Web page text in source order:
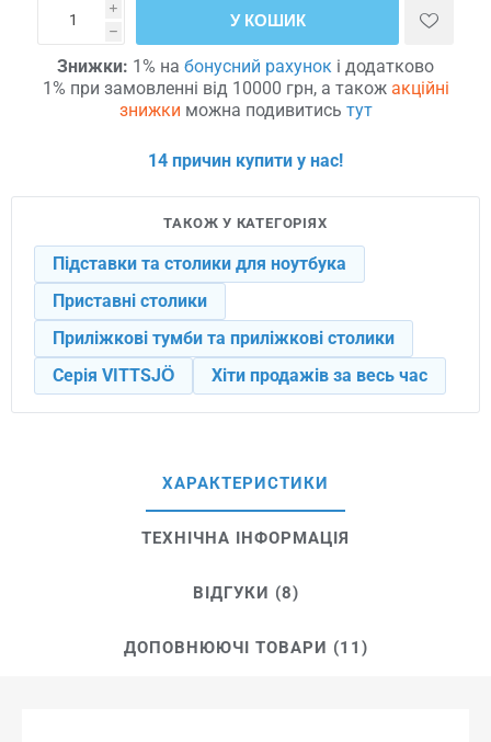
i
h
У КОШИК
Знижки: 1% на бонусний рахунок і додатково
1% при замовленні від 10000 грн, а також акційні
знижки можна подивитись тут
14 причин купити у нас!
ТАКОЖ У КАТЕГОРІЯХ
Підставки та столики для ноутбука
Приставні столики
Приліжкові тумби та приліжкові столики
Серія VITTSJÖ
Хіти продажів за весь час
ХАРАКТЕРИСТИКИ
ТЕХНІЧНА ІНФОРМАЦІЯ
ВІДГУКИ (8)
ДОПОВНЮЮЧІ ТОВАРИ (11)